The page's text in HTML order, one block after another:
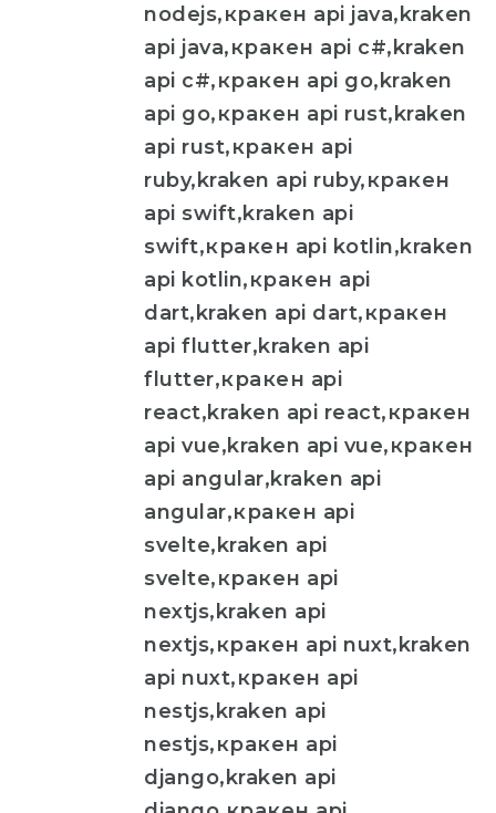
nodejs,кракен api java,kraken
api java,кракен api c#,kraken
api c#,кракен api go,kraken
api go,кракен api rust,kraken
api rust,кракен api
ruby,kraken api ruby,кракен
api swift,kraken api
swift,кракен api kotlin,kraken
api kotlin,кракен api
dart,kraken api dart,кракен
api flutter,kraken api
flutter,кракен api
react,kraken api react,кракен
api vue,kraken api vue,кракен
api angular,kraken api
angular,кракен api
svelte,kraken api
svelte,кракен api
nextjs,kraken api
nextjs,кракен api nuxt,kraken
api nuxt,кракен api
nestjs,kraken api
nestjs,кракен api
django,kraken api